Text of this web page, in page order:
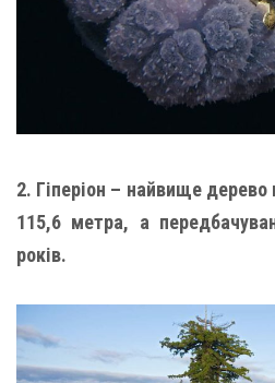
2. Гіперіон – найвище
115,6 метра, а
років.